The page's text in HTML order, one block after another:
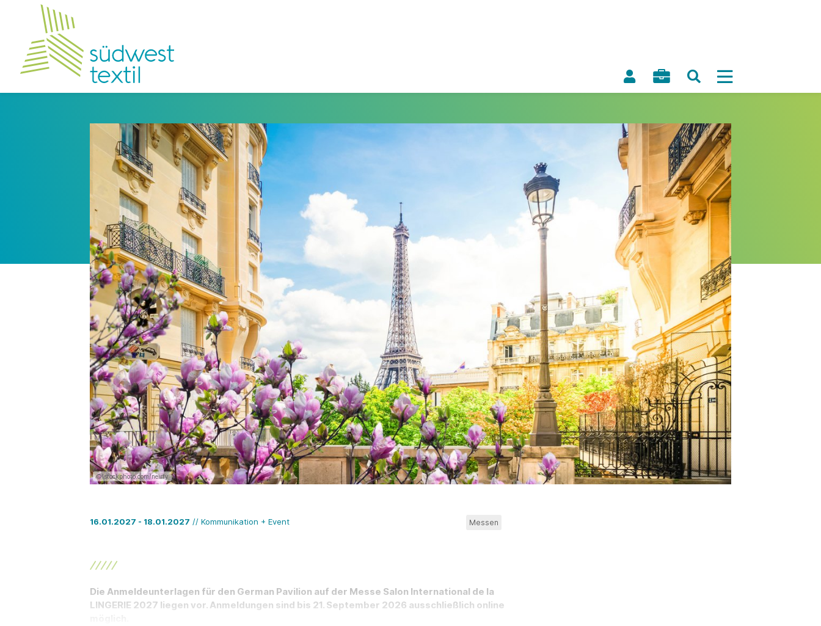
©Istockphoto.com/neirfy
16.01.2027 - 18.01.2027 // Kommunikation + Event Messen
Die Anmeldeunterlagen für den German Pavilion auf der Messe Salon International de la
LINGERIE 2027 liegen vor. Anmeldungen sind bis 21. September 2026 ausschließlich online